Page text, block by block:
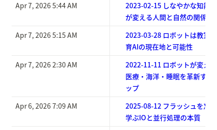
Apr 7, 2026 5:44 AM
2023-02-15 しなやかな知能
が変える人間と自然の関係
Apr 7, 2026 5:15 AM
2023-03-28 ロボットは教室
育AIの現在地と可能性
Apr 7, 2026 2:30 AM
2022-11-11 ロボットが変え
医療・海洋・睡眠を革新する
ップ
Apr 6, 2026 7:09 AM
2025-08-12 フラッシュを忘
学ぶIOと並行処理の本質